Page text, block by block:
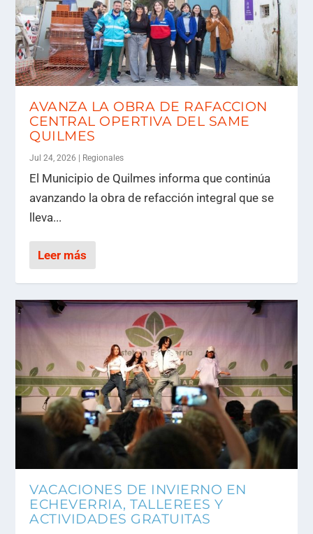
AVANZA LA OBRA DE RAFACCION
CENTRAL OPERTIVA DEL SAME
QUILMES
Jul 24, 2026 | Regionales
El Municipio de Quilmes informa que continúa
avanzando la obra de refacción integral que se
lleva...
Leer más
VACACIONES DE INVIERNO EN
ECHEVERRIA, TALLEREES Y
ACTIVIDADES GRATUITAS